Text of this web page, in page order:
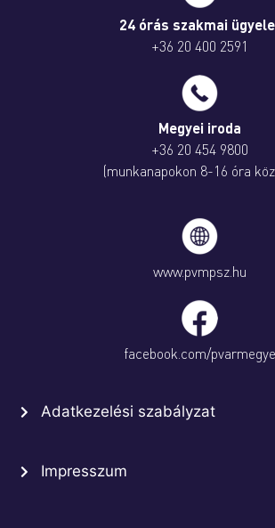
24 órás szakmai
+36 20 400 2591
Megyei iroda
+36 20 454 9800
(munkanapokon 8-16 óra
www.pvmpsz.hu
facebook.com/pvarmegye
Adatkezelési szabályzat
Impresszum